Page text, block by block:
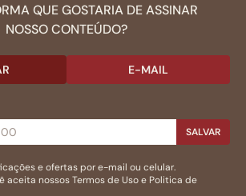
QUE GOSTARIA DE ASSINAR
NOSSO CONTEÚDO?
E-MAIL
SALVAR
e ofertas por e-mail ou celular.
aceita nossosTermos de Usoe Politica de